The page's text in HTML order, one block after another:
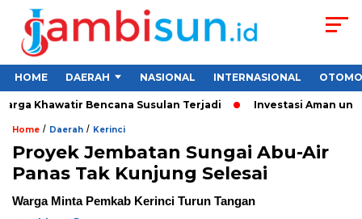
HOME DAERAH NASIONAL INTERNASIONAL
Khawatir Bencana Susulan Terjadi Investasi Aman untuk
Home / Daerah / Kerinci
Proyek Jembatan Sungai Abu-Air
Panas Tak Kunjung Selesai
Warga Minta Pemkab Kerinci Turun Tangan